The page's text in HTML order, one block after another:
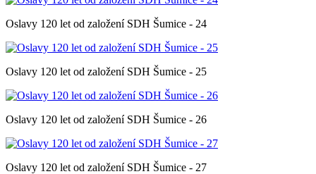
Oslavy 120 let od založení SDH Šumice - 24
Oslavy 120 let od založení SDH Šumice - 25
Oslavy 120 let od založení SDH Šumice - 26
Oslavy 120 let od založení SDH Šumice - 27